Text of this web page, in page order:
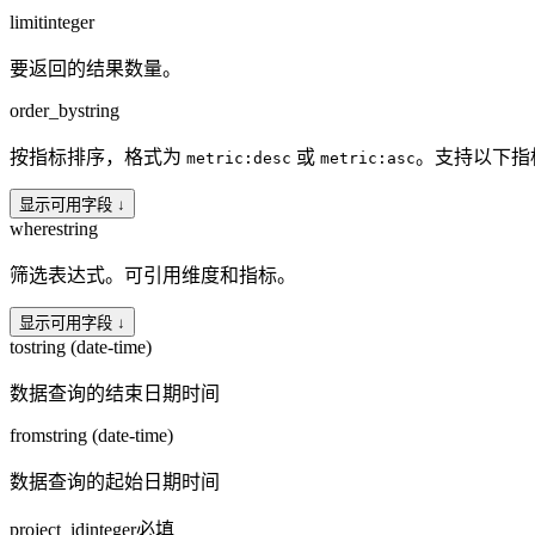
limitinteger
要返回的结果数量。
order_bystring
按指标排序，格式为 metric:desc 或 metric:asc。支持以下指
显示可用字段 ↓
wherestring
筛选表达式。可引用维度和指标。
显示可用字段 ↓
tostring (date-time)
数据查询的结束日期时间
fromstring (date-time)
数据查询的起始日期时间
project_idinteger必填